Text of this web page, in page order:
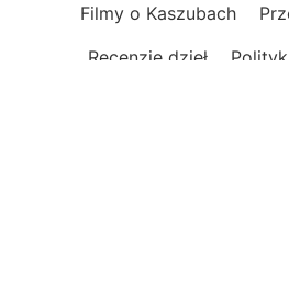
Filmy o Kaszubach
Recenzje dzieł